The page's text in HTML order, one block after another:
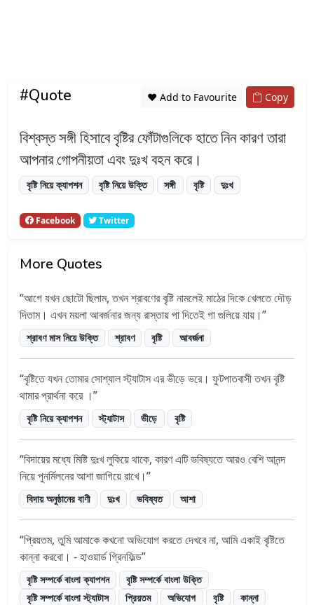
#Quote ❤️ Add to Favourite Copy
বিশ্বস্ত সঙ্গী হিসাবে বৃষ্টির ফোঁটাগুলিকে হাতে নিন কারণ তারা
আপনার গোপনীয়তা এবং দুঃখ বহন করে।
বৃষ্টি নিয়ে ক্যাপশন বৃষ্টি নিয়ে উক্তি সঙ্গী বৃষ্টি দুঃখ
Facebook Twitter
More Quotes
আগে যখন ছোটো ছিলাম, তখন শ্রাবণের বৃষ্টি নামলেই মাঠের দিকে খেলতে দৌড়
দিতাম। এখন ময়লা আবর্জনার জন্য রাস্তায় পা দিতেই গা গুলিয়ে যায়।
শ্রাবণ মাস নিয়ে উক্তি শ্রাবণ বৃষ্টি আবর্জনা
বৃষ্টিতে যখন তোমার সোশ্যাল স্ট্যাটাস এর ভীড়ে ভরে। ফুটপাতবাসী তখন বৃষ্টি
থামার প্রার্থনা করে ।
বৃষ্টি নিয়ে ক্যাপশন স্ট্যাটাস ভীড়ে বৃষ্টি
বিদায়ের মধ্যে মিষ্টি দুঃখ লুকিয়ে থাকে, কারণ এটি ভবিষ্যতে আরও বেশি আনন্দ
নিয়ে পুনর্মিলনের আশা জাগিয়ে রাখে।
বিদায় অনুষ্ঠানের বাণী দুঃখ ভবিষ্যত আশা
প্রিয়তম, তুমি আমাকে কখনো অভিযোগ করতে দেখবে না, আমি একাই বৃষ্টিতে
কান্না করবো। - হাওয়ার্ড গ্রিনফিল্ড
বৃষ্টি সম্পর্কে বাংলা ক্যাপশন
বৃষ্টি সম্পর্কে বাংলা উক্তি
বৃষ্টি সম্পর্কে বাংলা স্ট্যাটাস
প্রিয়তম অভিযোগ বৃষ্টি
কান্না